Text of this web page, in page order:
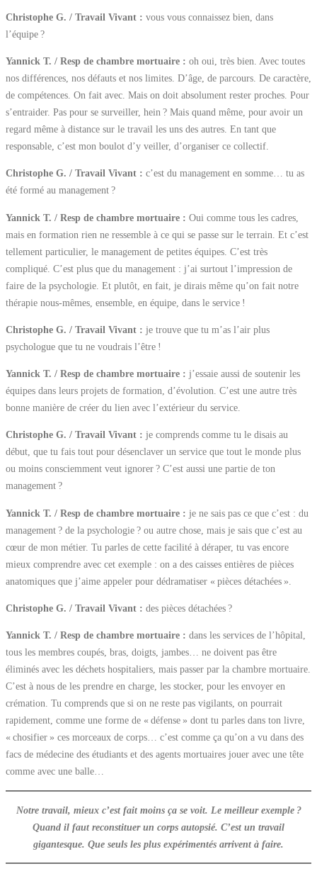
Christophe G. / Travail Vivant : vous vous connaissez bien, dans
l’équipe ?
Yannick T. / Resp de chambre mortuaire : oh oui, très bien. Avec toutes
nos différences, nos défauts et nos limites. D’âge, de parcours. De caractère,
de compétences. On fait avec. Mais on doit absolument rester proches. Pour
s’entraider. Pas pour se surveiller, hein ? Mais quand même, pour avoir un
regard même à distance sur le travail les uns des autres. En tant que
responsable, c’est mon boulot d’y veiller, d’organiser ce collectif.
Christophe G. / Travail Vivant : c’est du management en somme… tu as
été formé au management ?
Yannick T. / Resp de chambre mortuaire : Oui comme tous les cadres,
mais en formation rien ne ressemble à ce qui se passe sur le terrain. Et c’est
tellement particulier, le management de petites équipes. C’est très
compliqué. C’est plus que du management : j’ai surtout l’impression de
faire de la psychologie. Et plutôt, en fait, je dirais même qu’on fait notre
thérapie nous-mêmes, ensemble, en équipe, dans le service !
Christophe G. / Travail Vivant : je trouve que tu m’as l’air plus
psychologue que tu ne voudrais l’être !
Yannick T. / Resp de chambre mortuaire : j’essaie aussi de soutenir les
équipes dans leurs projets de formation, d’évolution. C’est une autre très
bonne manière de créer du lien avec l’extérieur du service.
Christophe G. / Travail Vivant : je comprends comme tu le disais au
début, que tu fais tout pour désenclaver un service que tout le monde plus
ou moins consciemment veut ignorer ? C’est aussi une partie de ton
management ?
Yannick T. / Resp de chambre mortuaire : je ne sais pas ce que c’est : du
management ? de la psychologie ? ou autre chose, mais je sais que c’est au
cœur de mon métier. Tu parles de cette facilité à déraper, tu vas encore
mieux comprendre avec cet exemple : on a des caisses entières de pièces
anatomiques que j’aime appeler pour dédramatiser « pièces détachées ».
Christophe G. / Travail Vivant : des pièces détachées ?
Yannick T. / Resp de chambre mortuaire : dans les services de l’hôpital,
tous les membres coupés, bras, doigts, jambes… ne doivent pas être
éliminés avec les déchets hospitaliers, mais passer par la chambre mortuaire.
C’est à nous de les prendre en charge, les stocker, pour les envoyer en
crémation. Tu comprends que si on ne reste pas vigilants, on pourrait
rapidement, comme une forme de « défense » dont tu parles dans ton livre,
« chosifier » ces morceaux de corps… c’est comme ça qu’on a vu dans des
facs de médecine des étudiants et des agents mortuaires jouer avec une tête
comme avec une balle…
Notre travail, mieux c’est fait moins ça se voit. Le meilleur exemple ?
Quand il faut reconstituer un corps autopsié. C’est un travail
gigantesque. Que seuls les plus expérimentés arrivent à faire.